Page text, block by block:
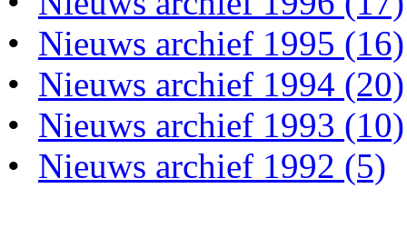
• Nieuws archief 1995 (16)
• Nieuws archief 1994 (20)
• Nieuws archief 1993 (10)
• Nieuws archief 1992 (5)